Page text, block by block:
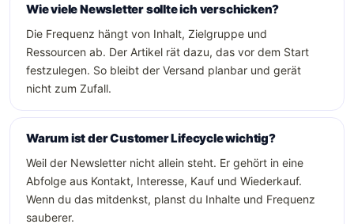
Wie viele Newsletter sollte ich verschicken?
Die Frequenz hängt von Inhalt, Zielgruppe und
Ressourcen ab. Der Artikel rät dazu, das vor dem Start
festzulegen. So bleibt der Versand planbar und gerät
nicht zum Zufall.
Warum ist der Customer Lifecycle wichtig?
Weil der Newsletter nicht allein steht. Er gehört in eine
Abfolge aus Kontakt, Interesse, Kauf und Wiederkauf.
Wenn du das mitdenkst, planst du Inhalte und Frequenz
sauberer.